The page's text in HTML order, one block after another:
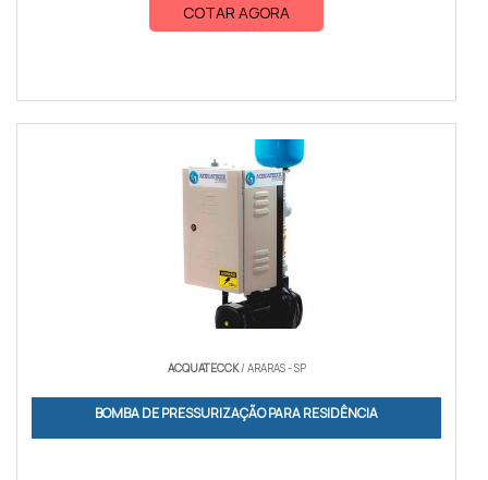
COTAR AGORA
ACQUATECCK/ ARARAS - SP
BOMBA DE PRESSURIZAÇÃO PARA RESIDÊNCIA